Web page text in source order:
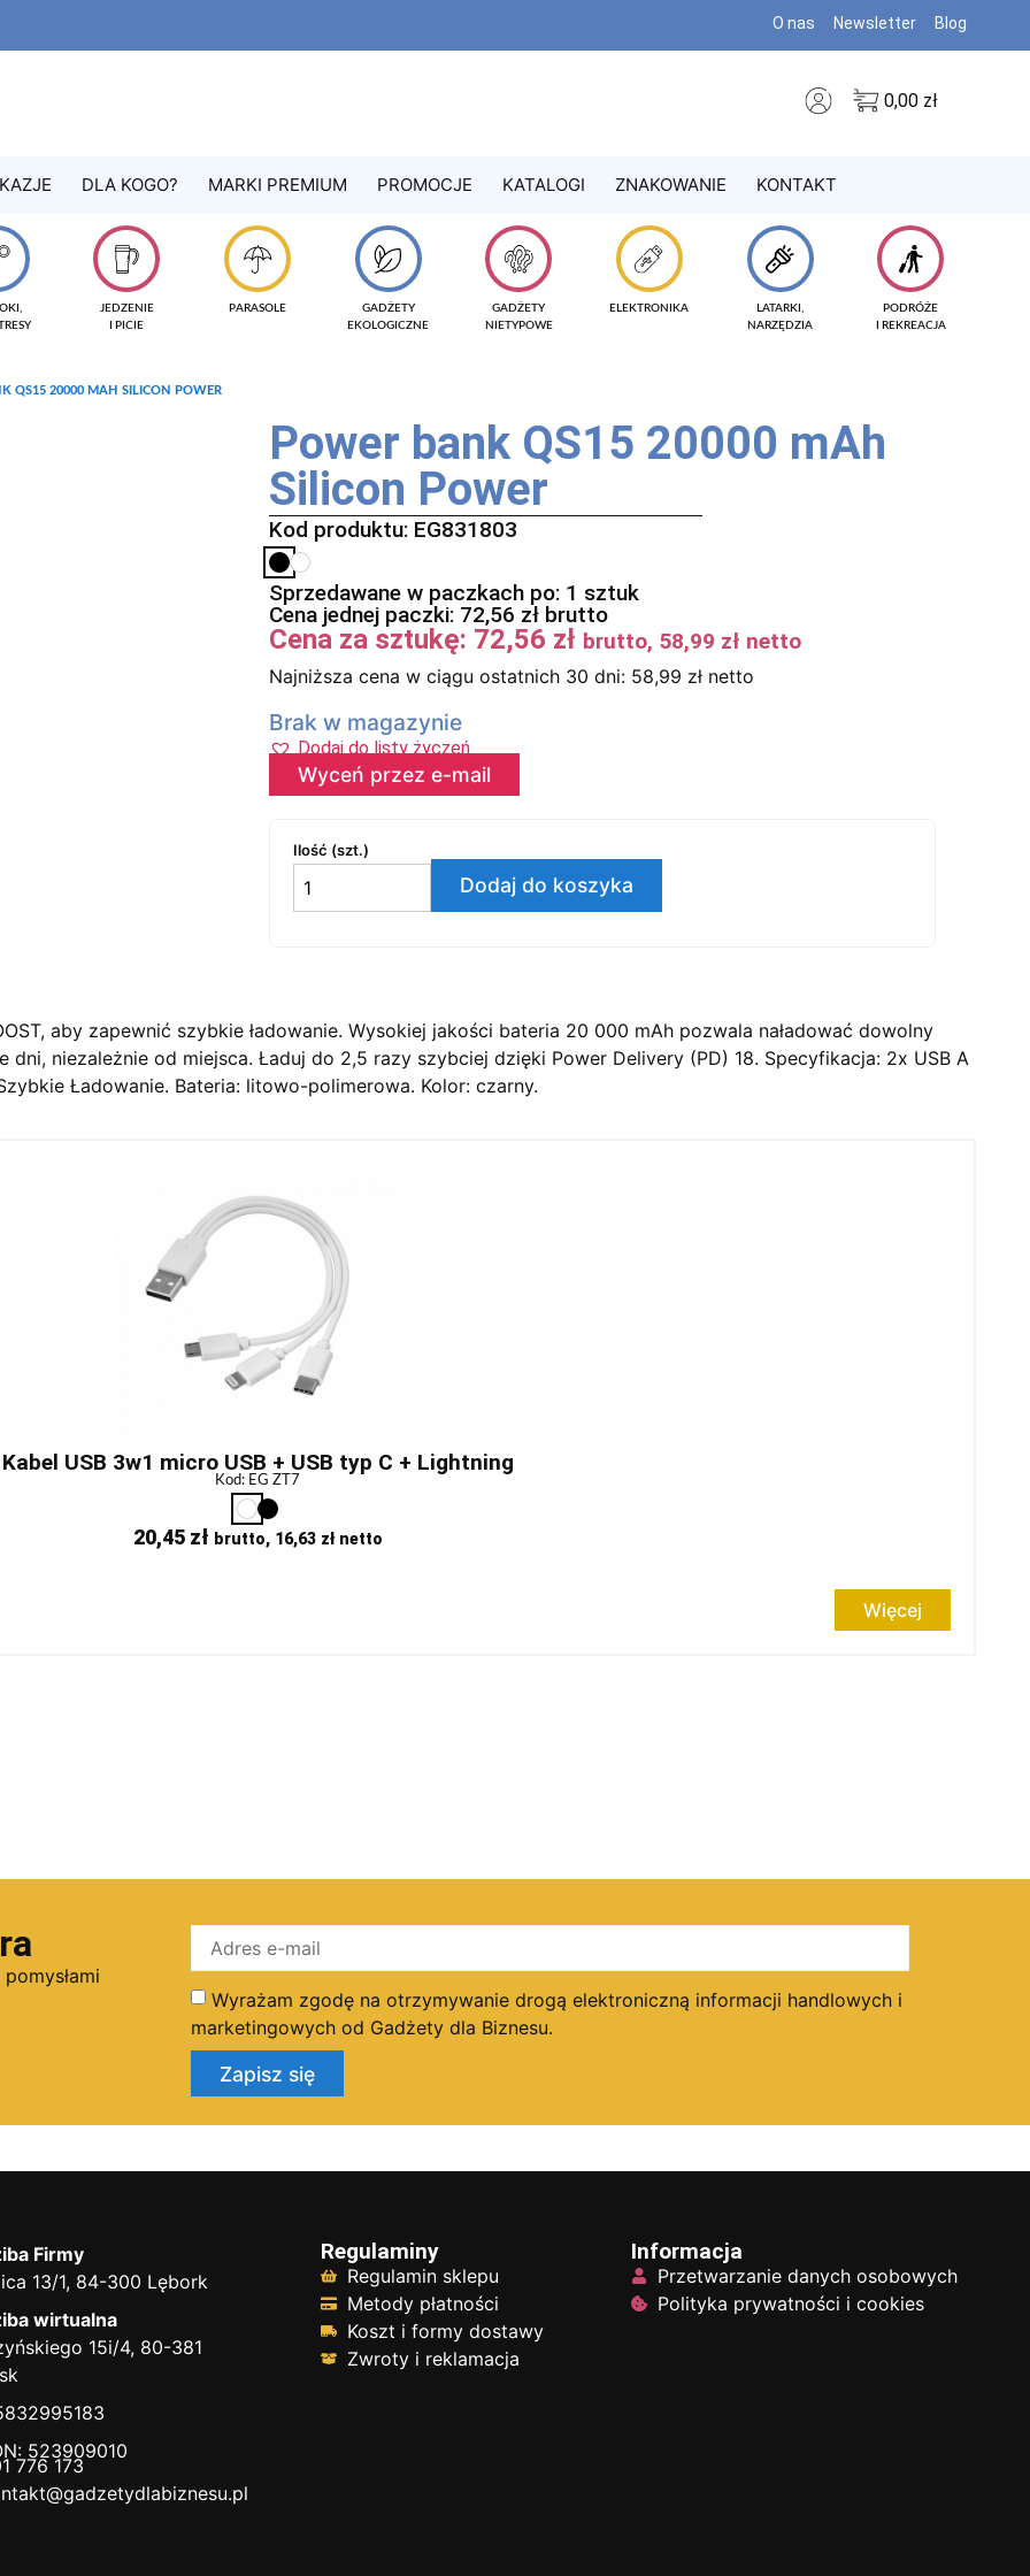
O nas Newsletter Blog
0,00 zł
DLA KOGO? MARKI PREMIUM PROMOCJE KATALOGI ZNAKOWANIE KONTAKT
JEDZENIE
I PICIE
PARASOLE
GADŻETY
EKOLOGICZNE
GADŻETY
NIETYPOWE
ELEKTRONIKA
LATARKI,
NARZĘDZIA
PODRÓŻE
I REKREACJA
QS15 20000 MAH SILICON POWER
Power bank QS15 20000 mAh
Silicon Power
Kod produktu: EG831803
Sprzedawane w paczkach po: 1 sztuk
Cena jednej paczki: 72,56 zł brutto
Cena za sztukę: 72,56 zł brutto, 58,99 zł netto
Najniższa cena w ciągu ostatnich 30 dni: 58,99 zł netto
Brak w magazynie
Dodaj do listy życzeń
Wyceń przez e-mail
Ilość (szt.)
Dodaj do koszyka
aby zapewnić szybkie ładowanie. Wysokiej jakości bateria 20 000 mAh pozwala naładować dowolny
niezależnie od miejsca. Ładuj do 2,5 razy szybciej dzięki Power Delivery (PD) 18. Specyfikacja: 2x USB A
Ładowanie. Bateria: litowo-polimerowa. Kolor: czarny.
Kabel USB 3w1 micro USB + USB typ C + Lightning
Kod: EG ZT7
20,45 zł brutto, 16,63 złnetto
Więcej
Wyrażam zgodę na otrzymywanie drogą elektroniczną informacji handlowych i
marketingowych od Gadżety dla Biznesu.
Zapisz się
Firmy
13/1, 84-300 Lębork
wirtualna
15i/4, 80-381
523909010
776 173
Regulaminy
Regulamin sklepu
Metody płatności
Koszt i formy dostawy
Zwroty i reklamacja
Informacja
Przetwarzanie danych osobowych
Polityka prywatności i cookies